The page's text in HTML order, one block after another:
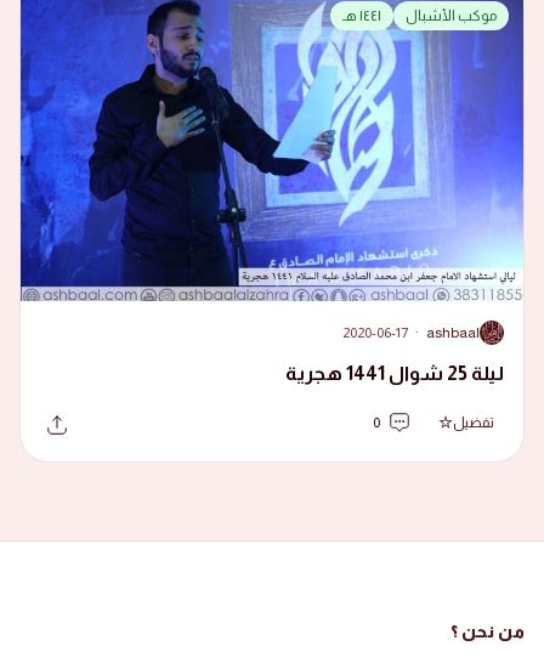
موكب الأشبال ١٤٤١ هـ
A
ashbaal
·
2020-06-17
ليلة 25 شوال 1441 هجرية
تفضيل 0
من نحن ؟